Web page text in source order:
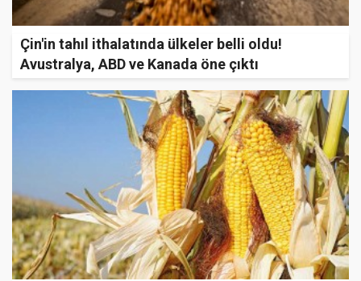
Çin'in tahıl ithalatında ülkeler belli oldu!
Avustralya, ABD ve Kanada öne çıktı